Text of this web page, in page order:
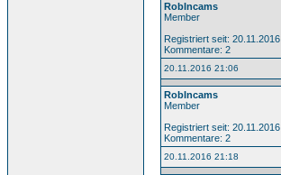
RobIncams
Member
Registriert seit: 20.11.2016
Kommentare: 2
20.11.2016 21:06
RobIncams
Member
Registriert seit: 20.11.2016
Kommentare: 2
20.11.2016 21:18